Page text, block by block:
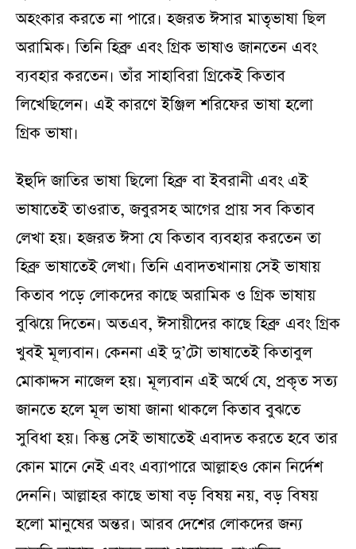
অহংকার করতে না পারে। হজরত ঈসার মাতৃভাষা ছিল
অরামিক। তিনি হিব্রু এবং গ্রিক ভাষাও জানতেন এবং
ব্যবহার করতেন। তাঁর সাহাবিরা গ্রিকেই কিতাব
লিখেছিলেন। এই কারণে ইঞ্জিল শরিফের ভাষা হলো
গ্রিক ভাষা।
ইহুদি জাতির ভাষা ছিলো হিব্রু বা ইবরানী এবং এই
ভাষাতেই তাওরাত, জবুরসহ আগের প্রায় সব কিতাব
লেখা হয়। হজরত ঈসা যে কিতাব ব্যবহার করতেন তা
হিব্রু ভাষাতেই লেখা। তিনি এবাদতখানায় সেই ভাষায়
কিতাব পড়ে লোকদের কাছে অরামিক ও গ্রিক ভাষায়
বুঝিয়ে দিতেন। অতএব, ঈসায়ীদের কাছে হিব্রু এবং গ্রিক
খুবই মূল্যবান। কেননা এই দু’টো ভাষাতেই কিতাবুল
মোকাদ্দস নাজেল হয়। মূল্যবান এই অর্থে যে, প্রকৃত সত্য
জানতে হলে মূল ভাষা জানা থাকলে কিতাব বুঝতে
সুবিধা হয়। কিন্তু সেই ভাষাতেই এবাদত করতে হবে তার
কোন মানে নেই এবং এব্যাপারে আল্লাহও কোন নির্দেশ
দেননি। আল্লাহর কাছে ভাষা বড় বিষয় নয়, বড় বিষয়
হলো মানুষের অন্তর। আরব দেশের লোকদের জন্য